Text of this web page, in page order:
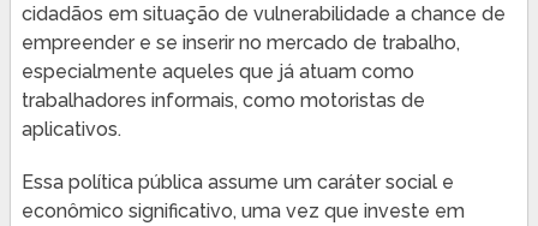
cidadãos em situação de vulnerabilidade a chance de
empreender e se inserir no mercado de trabalho,
especialmente aqueles que já atuam como
trabalhadores informais, como motoristas de
aplicativos.
Essa política pública assume um caráter social e
econômico significativo, uma vez que investe em